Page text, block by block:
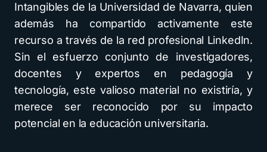
Intangibles de la Universidad de Navarra, quien
además ha compartido activamente este
recurso a través de la red profesional LinkedIn.
Sin el esfuerzo conjunto de investigadores,
docentes y expertos en pedagogía y
tecnología, este valioso material no existiría, y
merece ser reconocido por su impacto
potencial en la educación universitaria.